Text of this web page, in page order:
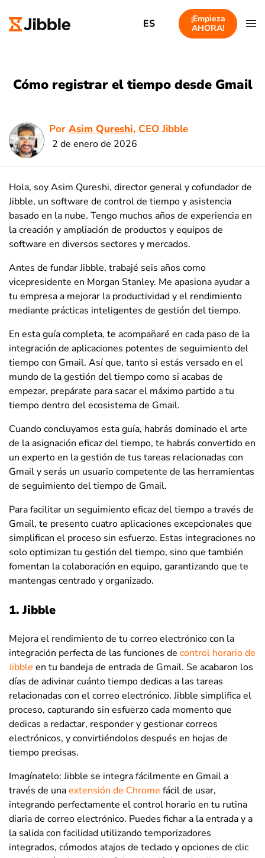
ES
¡Empieza
AHORA!
Cómo registrar el tiempo desde Gmail
Por Asim Qureshi, CEO Jibble
2 de enero de 2026
Hola, soy Asim Qureshi, director general y cofundador de
Jibble, un software de control de tiempo y asistencia
basado en la nube. Tengo muchos años de experiencia en
la creación y ampliación de productos y equipos de
software en diversos sectores y mercados.
Antes de fundar Jibble, trabajé seis años como
vicepresidente en Morgan Stanley. Me apasiona ayudar a
tu empresa a mejorar la productividad y el rendimiento
mediante prácticas inteligentes de gestión del tiempo.
En esta guía completa, te acompañaré en cada paso de la
integración de aplicaciones potentes de seguimiento del
tiempo con Gmail. Así que, tanto si estás versado en el
mundo de la gestión del tiempo como si acabas de
empezar, prepárate para sacar el máximo partido a tu
tiempo dentro del ecosistema de Gmail.
Cuando concluyamos esta guía, habrás dominado el arte
de la asignación eficaz del tiempo, te habrás convertido en
un experto en la gestión de tus tareas relacionadas con
Gmail y serás un usuario competente de las herramientas
de seguimiento del tiempo de Gmail.
Para facilitar un seguimiento eficaz del tiempo a través de
Gmail, te presento cuatro aplicaciones excepcionales que
simplifican el proceso sin esfuerzo. Estas integraciones no
solo optimizan tu gestión del tiempo, sino que también
fomentan la colaboración en equipo, garantizando que te
mantengas centrado y organizado.
1. Jibble
Mejora el rendimiento de tu correo electrónico con la
integración perfecta de las funciones de control horario de
Jibble en tu bandeja de entrada de Gmail. Se acabaron los
días de adivinar cuánto tiempo dedicas a las tareas
relacionadas con el correo electrónico. Jibble simplifica el
proceso, capturando sin esfuerzo cada momento que
dedicas a redactar, responder y gestionar correos
electrónicos, y convirtiéndolos después en hojas de
tiempo precisas.
Imagínatelo: Jibble se integra fácilmente en Gmail a
través de unaextensión de Chrome fácil de usar,
integrando perfectamente el control horario en tu rutina
diaria de correo electrónico. Puedes fichar a la entrada y a
la salida con facilidad utilizando temporizadores
integrados, cómodos atajos de teclado y opciones de clic